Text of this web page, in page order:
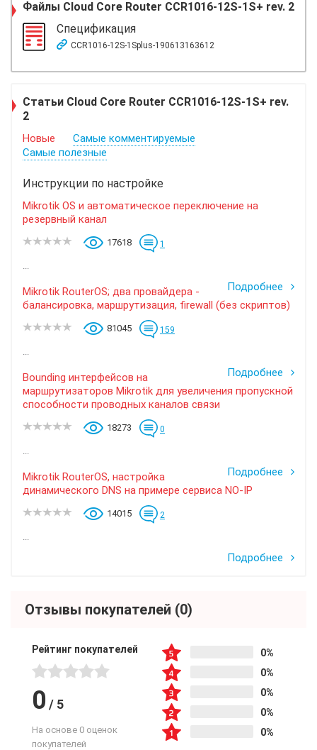
Файлы Cloud Core Router CCR1016-12S-1S+ rev. 2
Спецификация
CCR1016-12S-1Splus-190613163612
Статьи Cloud Core Router CCR1016-12S-1S+ rev.
2
Новые
Самые комментируемые
Самые полезные
Инструкции по настройке
Mikrotik OS и автоматическое переключение на
резервный канал
17618 1
...
Подробнее
Mikrotik RouterOS; два провайдера -
балансировка, маршрутизация, firewall (без скриптов)
81045 159
...
Подробнее
Bounding интерфейсов на
маршрутизаторов Mikrotik для увеличения пропускной
способности проводных каналов связи
18273 0
...
Подробнее
Mikrotik RouterOS, настройка
динамического DNS на примере сервиса NO-IP
14015 2
...
Подробнее
Отзывы покупателей (0)
Рейтинг покупателей
0 / 5
На основе 0 оценок
покупателей
0%
0%
0%
0%
0%